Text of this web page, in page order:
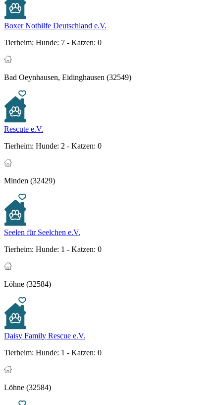
Boxer Nothilfe Deutschland e.V.
Tierheim: Hunde: 7 - Katzen: 0
Bad Oeynhausen, Eidinghausen (32549)
Rescute e.V.
Tierheim: Hunde: 2 - Katzen: 0
Minden (32429)
Seelen für Seelchen e.V.
Tierheim: Hunde: 1 - Katzen: 0
Löhne (32584)
Daisy Family Rescue e.V.
Tierheim: Hunde: 1 - Katzen: 0
Löhne (32584)